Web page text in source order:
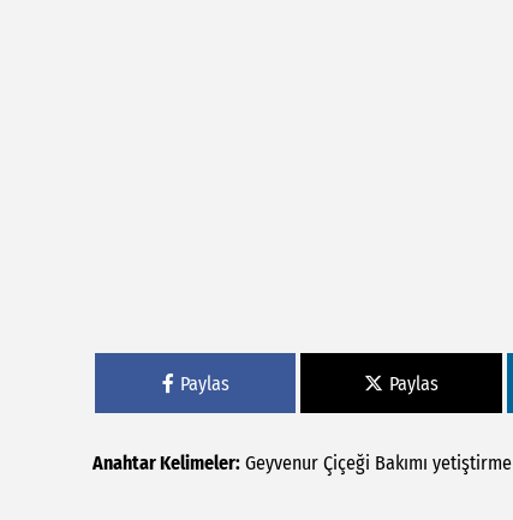
Paylas Paylas
Anahtar Kelimeler: Geyvenur Çiçeği Bakımı yetiştirme